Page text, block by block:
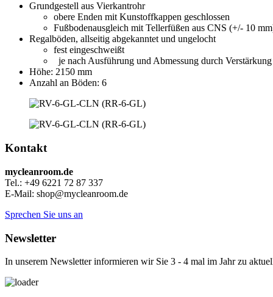
Grundgestell aus Vierkantrohr
obere Enden mit Kunstoffkappen geschlossen
Fußbodenausgleich mit Tellerfüßen aus CNS (+/- 10
Regalböden, allseitig abgekanntet und ungelocht
fest eingeschweißt
je nach Ausführung und Abmessung durch
Höhe: 2150 mm
Anzahl an Böden: 6
Kontakt
mycleanroom.de
Tel.: +49 6221 72 87 337
E-Mail: shop@mycleanroom.de
Sprechen Sie uns an
Newsletter
In unserem Newsletter informieren wir Sie 3 - 4 mal im Jahr zu